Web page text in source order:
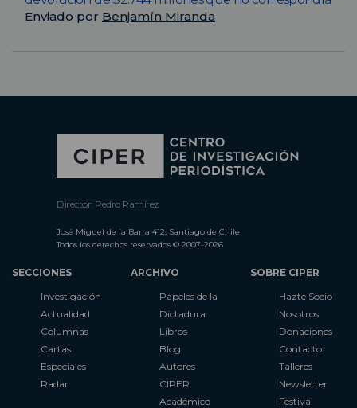
Enviado por Benjamín Miranda
Director: Pedro Ramírez
José Miguel de la Barra 412, Santiago de Chile
Todos los derechos reservados © 2007-2026
SECCIONES
Investigación
Actualidad
Columnas
Cartas
Especiales
Radar
ARCHIVO
Papeles de la
Dictadura
Libros
Blog
Autores
CIPER
Académico
SOBRE CIPER
Hazte Socio
Nosotros
Donaciones
Contacto
Talleres
Newsletter
Festival